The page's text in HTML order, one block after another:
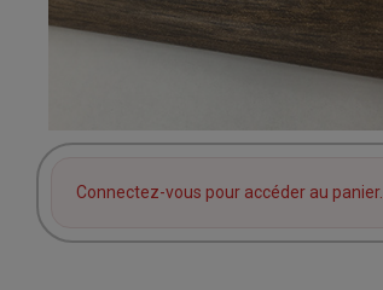
Connectez-vous pour accéder au panier.